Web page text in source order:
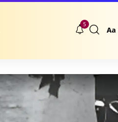
5
Aa